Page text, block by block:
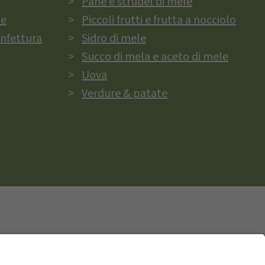
Piccoli frutti e frutta a nocciolo
Sidro di mele
Succo di mela e aceto di mele
Uova
Verdure & patate